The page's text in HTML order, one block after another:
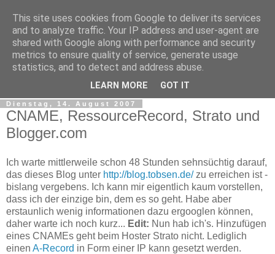
tobsen.de
Dinge die das Leben erleichtern, Wissenswertes, C# und
Dienstag, 14. August 2007
CNAME, RessourceRecord, Strato und
Blogger.com
Ich warte mittlerweile schon 48 Stunden sehnsüchtig darauf,
das dieses Blog unter http://blog.tobsen.de/zu erreichen ist -
bislang vergebens. Ich kann mir eigentlich kaum vorstellen,
dass ich der einzige bin, dem es so geht. Habe aber
erstaunlich wenig informationen dazu ergooglen können,
daher warte ich noch kurz... Edit: Nun hab ich's. Hinzufügen
eines CNAMEs geht beim Hoster Strato nicht. Lediglich
einen A-Record in Form einer IP kann gesetzt werden.
This site uses cookies from Google to deliver its services
and to analyze traffic. Your IP address and user-agent are
shared with Google along with performance and security
metrics to ensure quality of service, generate usage
statistics, and to detect and address abuse.
LEARN MORE GOT IT